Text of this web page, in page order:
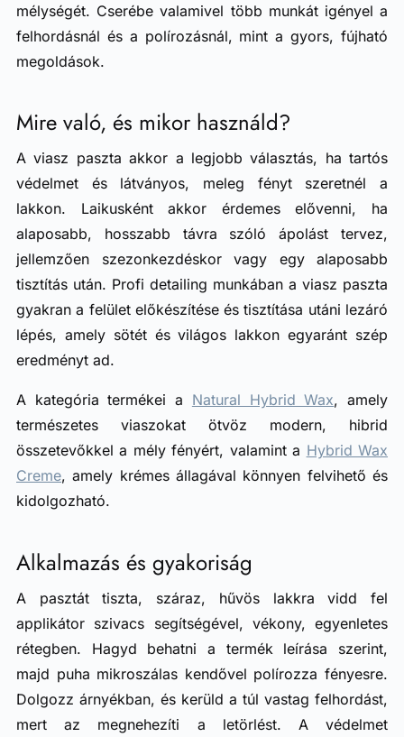
mélységét. Cserébe valamivel több munkát igényel a
felhordásnál és a polírozásnál, mint a gyors, fújható
megoldások.
Mire való, és mikor használd?
A viasz paszta akkor a legjobb választás, ha tartós
védelmet és látványos, meleg fényt szeretnél a
lakkon. Laikusként akkor érdemes elővenni, ha
alaposabb, hosszabb távra szóló ápolást tervez,
jellemzően szezonkezdéskor vagy egy alaposabb
tisztítás után. Profi detailing munkában a viasz paszta
gyakran a felület előkészítése és tisztítása utáni lezáró
lépés, amely sötét és világos lakkon egyaránt szép
eredményt ad.
A kategória termékei a Natural Hybrid Wax, amely
természetes viaszokat ötvöz modern, hibrid
összetevőkkel a mély fényért, valamint a Hybrid Wax
Creme, amely krémes állagával könnyen felvihető és
kidolgozható.
Alkalmazás és gyakoriság
A pasztát tiszta, száraz, hűvös lakkra vidd fel
applikátor szivacs segítségével, vékony, egyenletes
rétegben. Hagyd behatni a termék leírása szerint,
majd puha mikroszálas kendővel polírozza fényesre.
Dolgozz árnyékban, és kerüld a túl vastag felhordást,
mert az megnehezíti a letörlést. A védelmet